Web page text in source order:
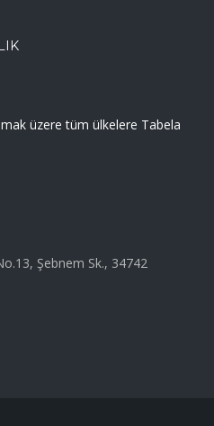
üzere tüm ülkelere Tabela
Şebnem Sk., 34742